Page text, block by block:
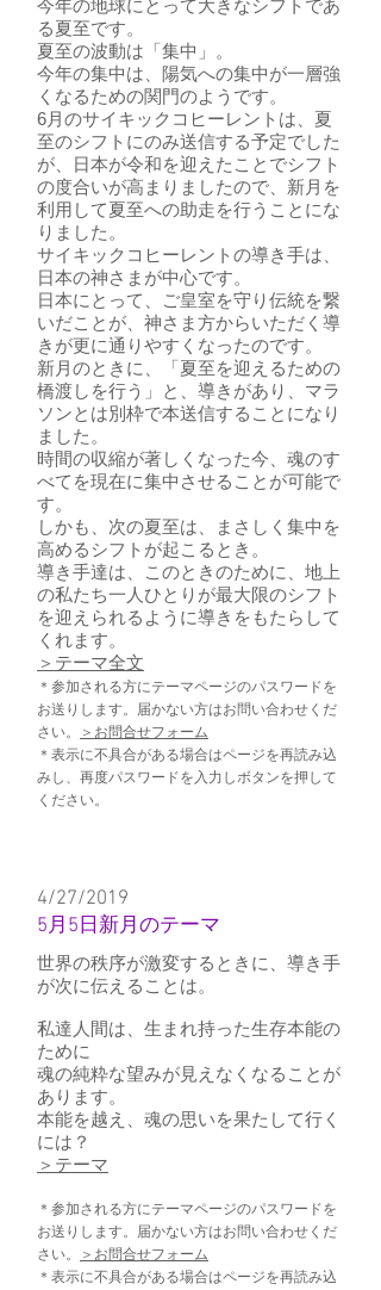
今年の地球にとって大きなシフトであ
る夏至です。
夏至の波動は「集中」。
今年の集中は、陽気への集中が一層強
くなるための関門のようです。
6月のサイキックコヒーレントは、夏
至のシフトにのみ送信する予定でした
が、日本が令和を迎えたことでシフト
の度合いが高まりましたので、新月を
利用して夏至への助走を行うことにな
りました。
サイキックコヒーレントの導き手は、
日本の神さまが中心です。
日本にとって、ご皇室を守り伝統を繋
いだことが、神さま方からいただく導
きが更に通りやすくなったのです。
新月のときに、「夏至を迎えるための
橋渡しを行う」と、導きがあり、マラ
ソンとは別枠で本送信することになり
ました。
時間の収縮が著しくなった今、魂のす
べてを現在に集中させることが可能で
す。
しかも、次の夏至は、まさしく集中を
高めるシフトが起こるとき。
導き手達は、このときのために、地上
の私たち一人ひとりが最大限のシフト
を迎えられるように導きをもたらして
くれます。
​＞テーマ全文
＊参加される方にテーマページのパスワードを
お送りします。届かない方はお問い合わせくだ
さい。
＞お問合せフォーム
＊表示に不具合がある場合はページを再読み込
みし、再度パスワードを入力しボタンを押して
ください。
4/27/2019
5月5日新月のテーマ
世界の秩序が激変するときに、導き手
が次に伝えることは。
私達人間は、生まれ持った生存本能の
ために
魂の純粋な望みが見えなくなることが
あります。
本能を越え、魂の思いを果たして行く
には？
＞テーマ
＊参加される方にテーマページのパスワードを
お送りします。届かない方はお問い合わせくだ
さい。
＞お問合せフォーム
＊表示に不具合がある場合はページを再読み込